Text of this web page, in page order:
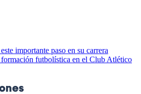
importante paso en su carrera
futbolística en el Club Atlético